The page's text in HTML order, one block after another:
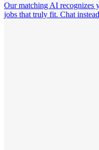
Our matching AI recognizes
jobs that truly fit. Chat